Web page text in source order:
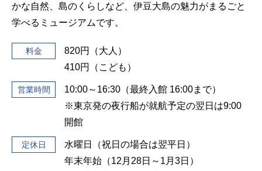
かな自然、島のくらしなど、伊豆大島の魅力がまるごと
学べるミュージアムです。
料金
820円（大人）
410円（こども）
営業時間
10:00～16:30（最終入館 16:00まで）
※東京発の夜行船が就航予定の翌日は9:00
開館
定休日
水曜日（祝日の場合は翌平日）
年末年始（12月28日～1月3日）